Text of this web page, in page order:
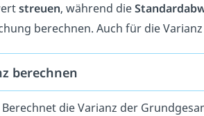
streuen, während die
berechnen. Auch für die
berechnen
die Varianz der